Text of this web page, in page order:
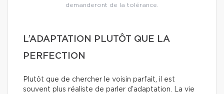
demanderont de la tolérance.
L’ADAPTATION PLUTÔT QUE LA
PERFECTION
Plutôt que de chercher le voisin parfait, il est
souvent plus réaliste de parler d’adaptation. La vie